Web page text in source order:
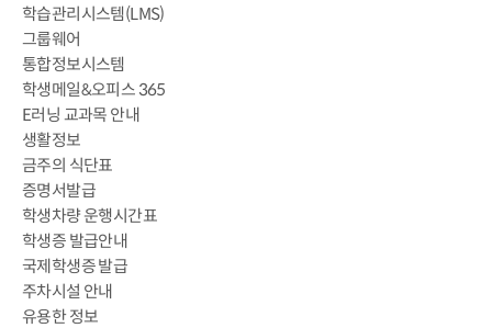
학습관리시스템(LMS)
그룹웨어
통합정보시스템
학생메일&오피스 365
E러닝 교과목 안내
생활정보
금주의 식단표
증명서발급
학생차량 운행시간표
학생증 발급안내
국제학생증 발급
주차시설 안내
유용한 정보